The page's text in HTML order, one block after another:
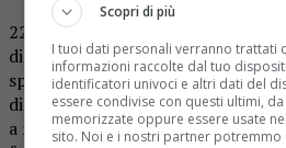
22,30: Signorini fa presente a
dichiarato di non essere mai stati
spiegare che tipo di rapporto c’è
di sicuro lo trova cambiato
a mettere i bastoni tra le ruote tra
Scopri di più
I tuoi dati personali verranno trattati
informazioni raccolte dal tuo
identificatori univoci e altri dati del
essere condivise con questi ultimi,
memorizzate oppure essere usate
sito. Noi e i nostri partner potremmo